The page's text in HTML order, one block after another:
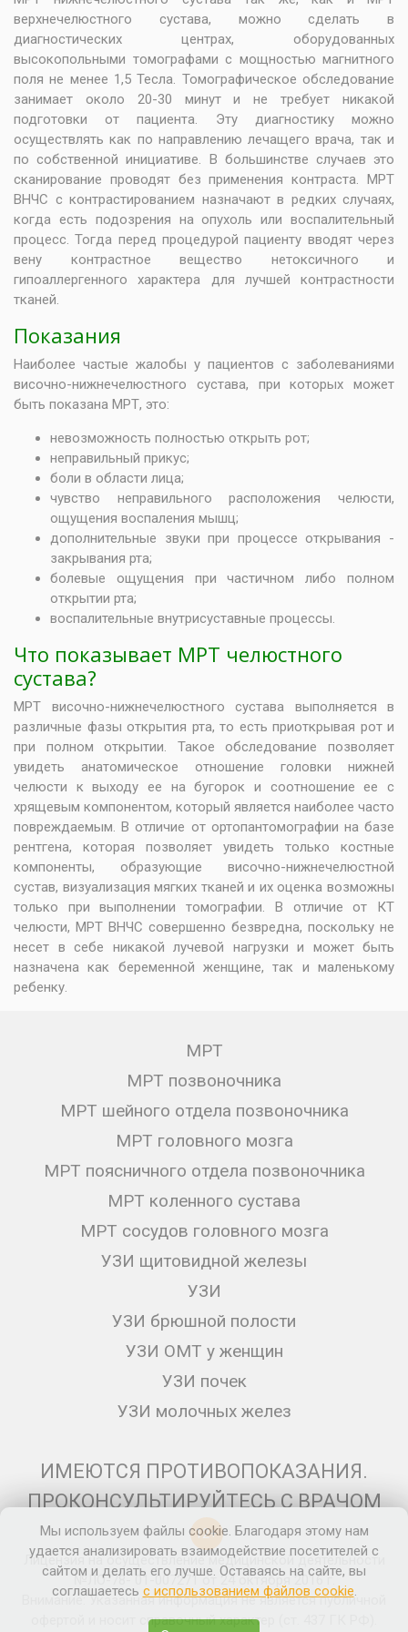
верхнечелюстного сустава, можно сделать в
диагностических центрах, оборудованных
высокопольными томографами с мощностью магнитного
поля не менее 1,5 Тесла. Томографическое обследование
занимает около 20-30 минут и не требует никакой
подготовки от пациента. Эту диагностику можно
осуществлять как по направлению лечащего врача, так и
по собственной инициативе. В большинстве случаев это
сканирование проводят без применения контраста. МРТ
ВНЧС с контрастированием назначают в редких случаях,
когда есть подозрения на опухоль или воспалительный
процесс. Тогда перед процедурой пациенту вводят через
вену контрастное вещество нетоксичного и
гипоаллергенного характера для лучшей контрастности
тканей.
Показания
Наиболее частые жалобы у пациентов с заболеваниями
височно-нижнечелюстного сустава, при которых может
быть показана МРТ, это:
невозможность полностью открыть рот;
неправильный прикус;
боли в области лица;
чувство неправильного расположения челюсти,
ощущения воспаления мышц;
дополнительные звуки при процессе открывания -
закрывания рта;
болевые ощущения при частичном либо полном
открытии рта;
воспалительные внутрисуставные процессы.
Что показывает МРТ челюстного
сустава?
МРТ височно-нижнечелюстного сустава выполняется в
различные фазы открытия рта, то есть приоткрывая рот и
при полном открытии. Такое обследование позволяет
увидеть анатомическое отношение головки нижней
челюсти к выходу ее на бугорок и соотношение ее с
хрящевым компонентом, который является наиболее часто
повреждаемым. В отличие от ортопантомографии на базе
рентгена, которая позволяет увидеть только костные
компоненты, образующие височно-нижнечелюстной
сустав, визуализация мягких тканей и их оценка возможны
только при выполнении томографии. В отличие от КТ
челюсти, МРТ ВНЧС совершенно безвредна, поскольку не
несет в себе никакой лучевой нагрузки и может быть
назначена как беременной женщине, так и маленькому
ребенку.
МРТ
МРТ позвоночника
МРТ шейного отдела позвоночника
МРТ головного мозга
МРТ поясничного отдела позвоночника
МРТ коленного сустава
МРТ сосудов головного мозга
УЗИ щитовидной железы
УЗИ
УЗИ брюшной полости
УЗИ ОМТ у женщин
УЗИ почек
УЗИ молочных желез
ИМЕЮТСЯ ПРОТИВОПОКАЗАНИЯ.
ПРОКОНСУЛЬТИРУЙТЕСЬ С ВРАЧОМ
12+
Лицензия на осуществление медицинской деятельности
№ЛО-78- 01-007271 от 24 октября 2016 г.
Внимание: Указанная информация не является публичной
офертой и носит справочный характер (ст. 437 ГК РФ).
Мы используем файлы cookie. Благодаря этому нам
удается анализировать взаимодействие посетителей с
сайтом и делать его лучше. Оставаясь на сайте, вы
соглашаетесь с использованием файлов cookie.